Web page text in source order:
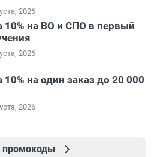
2026
10% на ВО и СПО в первый
2026
10% на один заказ до 20 000
2026
промокоды